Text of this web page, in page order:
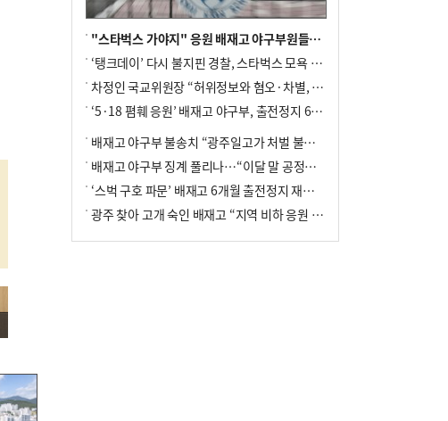
"스타벅스 가야지" 응원 배재고 야구부원들, 학교서 징계 처분
‘탱크데이’ 다시 불지핀 경찰, 스타벅스 모욕 혐의 압수수색
차정인 국교위원장 “허위정보와 혐오·차별, 학교 교실까지 유입"
‘5·18 폄훼 응원’ 배재고 야구부, 출전정지 6개월→1개월 감경
배재고 야구부 불송치 “광주일고가 처벌 불원 의사 표해”
배재고 야구부 징계 풀리나…“이달 말 공정위서 재심의”
‘스벅 구호 파문’ 배재고 6개월 출전정지 재심 신청키로
광주 찾아 고개 숙인 배재고 “지역 비하 응원 잘못”(종합)